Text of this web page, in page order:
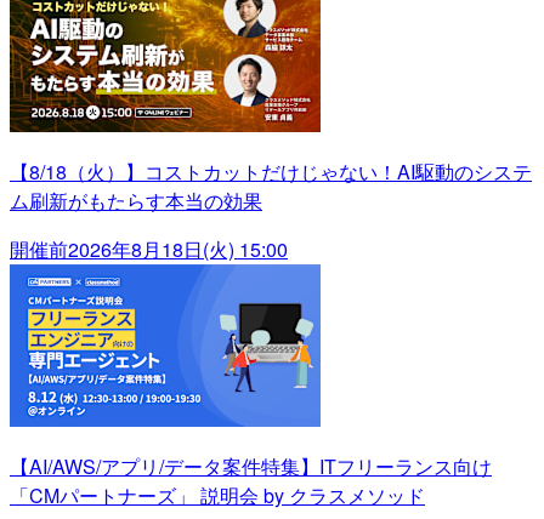
【8/18（火）】コストカットだけじゃない！AI駆動のシステ
ム刷新がもたらす本当の効果
開催前2026年8月18日(火) 15:00
【AI/AWS/アプリ/データ案件特集】ITフリーランス向け
「CMパートナーズ」 説明会 by クラスメソッド